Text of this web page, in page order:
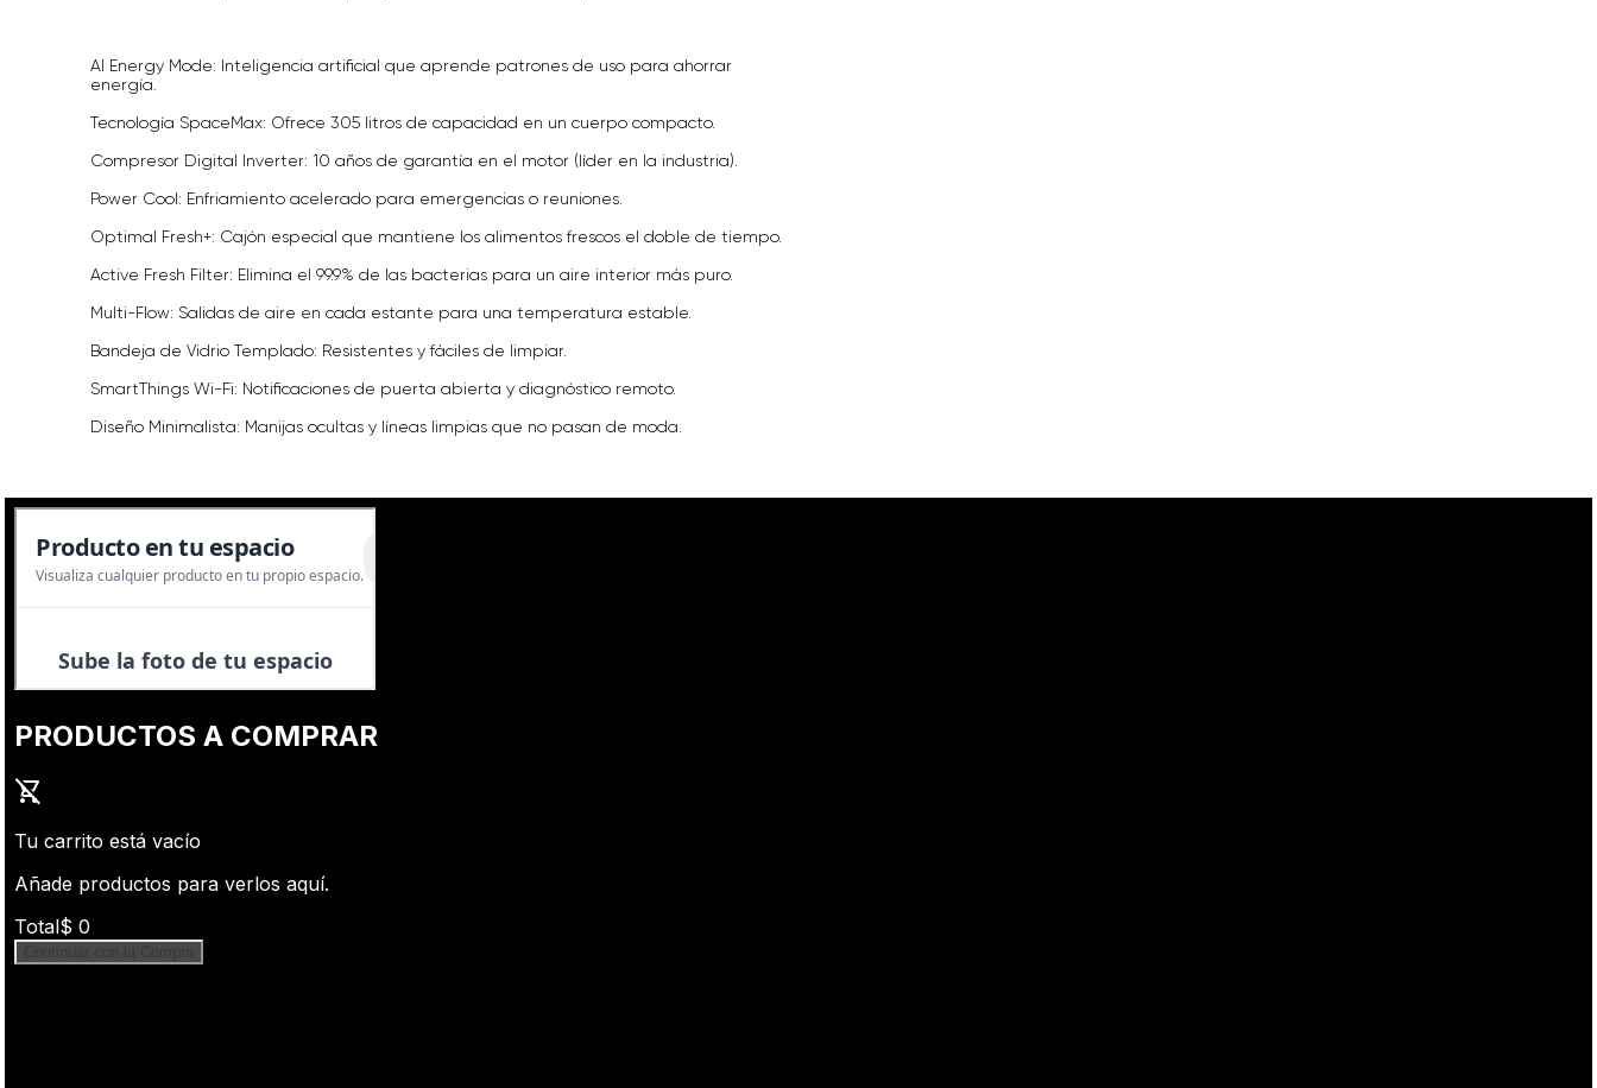
AI Energy Mode: Inteligencia artificial que aprende patrones de uso para ahorrar
energía.
Tecnología SpaceMax: Ofrece 305 litros de capacidad en un cuerpo compacto.
Compresor Digital Inverter: 10 años de garantía en el motor (líder en la industria).
Power Cool: Enfriamiento acelerado para emergencias o reuniones.
Optimal Fresh+: Cajón especial que mantiene los alimentos frescos el doble de tiempo.
Active Fresh Filter: Elimina el 99.9% de las bacterias para un aire interior más puro.
Multi-Flow: Salidas de aire en cada estante para una temperatura estable.
Bandeja de Vidrio Templado: Resistentes y fáciles de limpiar.
SmartThings Wi-Fi: Notificaciones de puerta abierta y diagnóstico remoto.
Diseño Minimalista: Manijas ocultas y líneas limpias que no pasan de moda.